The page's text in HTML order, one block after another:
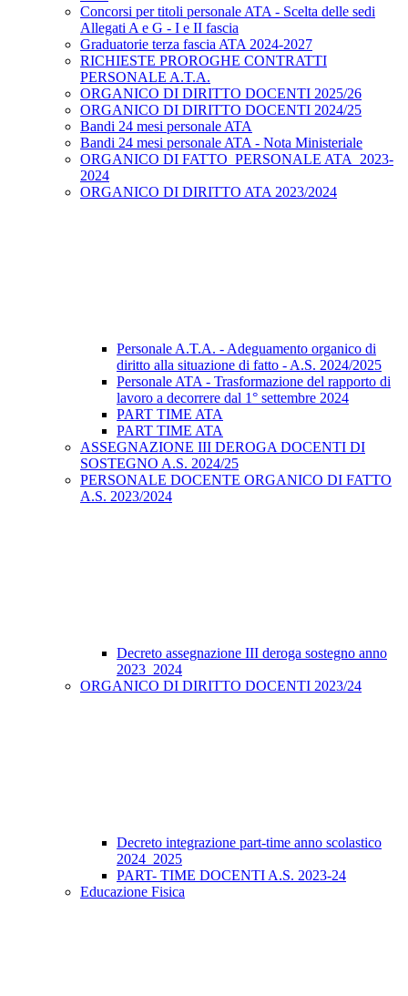
Concorsi per titoli personale ATA - Scelta delle sedi
Allegati A e G - I e II fascia
Graduatorie terza fascia ATA 2024-2027
RICHIESTE PROROGHE CONTRATTI
PERSONALE A.T.A.
ORGANICO DI DIRITTO DOCENTI 2025/26
ORGANICO DI DIRITTO DOCENTI 2024/25
Bandi 24 mesi personale ATA
Bandi 24 mesi personale ATA - Nota Ministeriale
ORGANICO DI FATTO_PERSONALE ATA_2023-
2024
ORGANICO DI DIRITTO ATA 2023/2024
Personale A.T.A. - Adeguamento organico di
diritto alla situazione di fatto - A.S. 2024/2025
Personale ATA - Trasformazione del rapporto di
lavoro a decorrere dal 1° settembre 2024
PART TIME ATA
PART TIME ATA
ASSEGNAZIONE III DEROGA DOCENTI DI
SOSTEGNO A.S. 2024/25
PERSONALE DOCENTE ORGANICO DI FATTO
A.S. 2023/2024
Decreto assegnazione III deroga sostegno anno
2023_2024
ORGANICO DI DIRITTO DOCENTI 2023/24
Decreto integrazione part-time anno scolastico
2024_2025
PART- TIME DOCENTI A.S. 2023-24
Educazione Fisica